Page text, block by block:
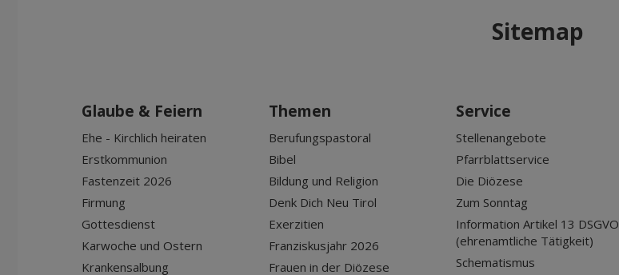
Sitemap
Glaube & Feiern
Ehe - Kirchlich heiraten
Erstkommunion
Fastenzeit 2026
Firmung
Gottesdienst
Karwoche und Ostern
Krankensalbung
Themen
Berufungspastoral
Bibel
Bildung und Religion
Denk Dich Neu Tirol
Exerzitien
Franziskusjahr 2026
Frauen in der Diözese
Service
Stellenangebote
Pfarrblattservice
Die Diözese
Zum Sonntag
Information Artikel 13 DSGVO
(ehrenamtliche Tätigkeit)
Schematismus